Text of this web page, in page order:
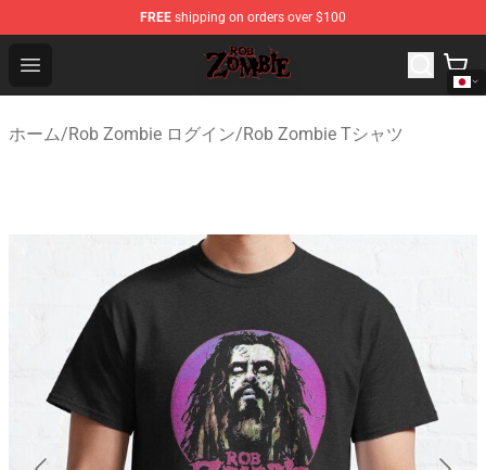
FREE shipping on orders over $100
Open menu
Rob Zombie Shop - Official Rob Zombie Merchandise
ホーム/Rob Zombie ログイン/Rob Zombie Tシャツ